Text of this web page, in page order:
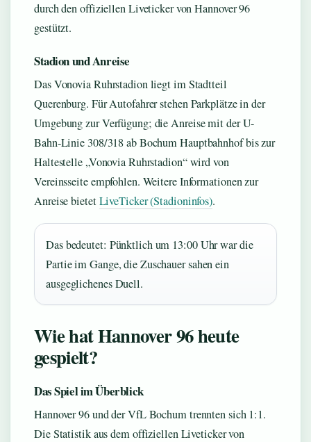
durch den offiziellen Liveticker von Hannover 96
gestützt.
Stadion und Anreise
Das Vonovia Ruhrstadion liegt im Stadtteil
Querenburg. Für Autofahrer stehen Parkplätze in der
Umgebung zur Verfügung; die Anreise mit der U-
Bahn-Linie 308/318 ab Bochum Hauptbahnhof bis zur
Haltestelle „Vonovia Ruhrstadion“ wird von
Vereinsseite empfohlen. Weitere Informationen zur
Anreise bietetLiveTicker (Stadioninfos).
Das bedeutet: Pünktlich um 13:00 Uhr war die
Partie im Gange, die Zuschauer sahen ein
ausgeglichenes Duell.
Wie hat Hannover 96 heute
gespielt?
Das Spiel im Überblick
Hannover 96 und der VfL Bochum trennten sich 1:1.
Die Statistik aus dem offiziellen Liveticker von